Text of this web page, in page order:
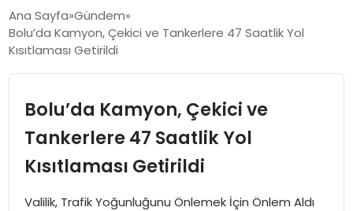
EKONOMI
GÜNCEL
Ana Sayfa Gündem
Bolu’da Kamyon, Çekici ve Tankerlere 47 Saatlik Yol
Kısıtlaması Getirildi
Bolu’da Kamyon, Çekici ve
Tankerlere 47 Saatlik Yol
Kısıtlaması Getirildi
Valilik, Trafik Yoğunluğunu Önlemek İçin Önlem Aldı